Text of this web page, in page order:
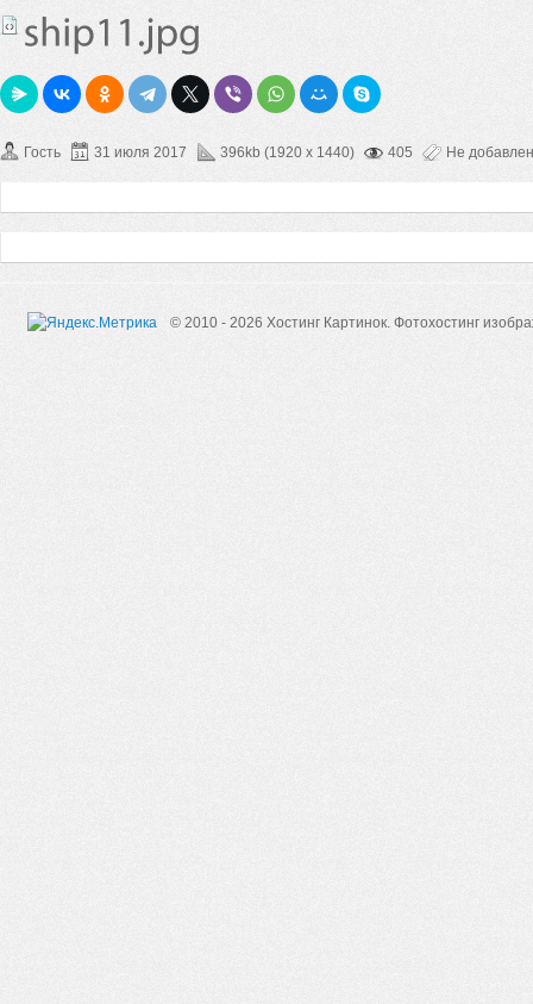
Гость 31 июля 2017 396kb (1920 x 1440) 405 Не
© 2010 - 2026 Хостинг Картинок. Фотохостинг